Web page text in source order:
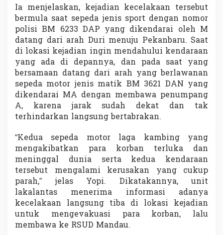
Ia menjelaskan, kejadian kecelakaan tersebut
bermula saat sepeda jenis sport dengan nomor
polisi BM 6233 DAP yang dikendarai oleh M
datang dari arah Duri menuju Pekanbaru. Saat
di lokasi kejadian ingin mendahului kendaraan
yang ada di depannya, dan pada saat yang
bersamaan datang dari arah yang berlawanan
sepeda motor jenis matik BM 3621 DAN yang
dikendarai MA dengan membawa penumpang
A, karena jarak sudah dekat dan tak
terhindarkan langsung bertabrakan.
“Kedua sepeda motor laga kambing yang
mengakibatkan para korban terluka dan
meninggal dunia serta kedua kendaraan
tersebut mengalami kerusakan yang cukup
parah,” jelas Yopi. Dikatakannya, unit
lakalantas menerima informasi adanya
kecelakaan langsung tiba di lokasi kejadian
untuk mengevakuasi para korban, lalu
membawa ke RSUD Mandau.